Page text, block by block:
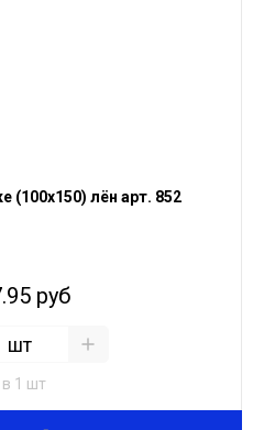
(100х150) лён арт. 852
руб
шт
в 1 шт